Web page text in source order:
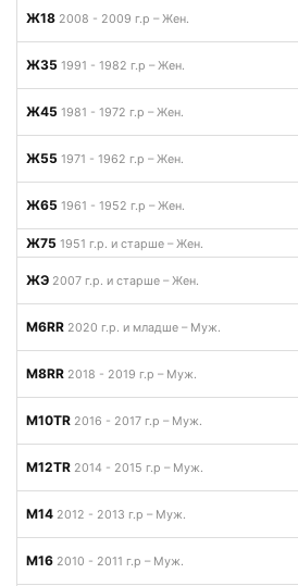
Ж18 2008 - 2009 г.р – Жен.
Ж35 1991 - 1982 г.р – Жен.
Ж45 1981 - 1972 г.р – Жен.
Ж55 1971 - 1962 г.р – Жен.
Ж65 1961 - 1952 г.р – Жен.
Ж75 1951 г.р. и старше – Жен.
ЖЭ 2007 г.р. и старше – Жен.
М6RR 2020 г.р. и младше – Муж.
М8RR 2018 - 2019 г.р – Муж.
М10TR 2016 - 2017 г.р – Муж.
М12TR 2014 - 2015 г.р – Муж.
М14 2012 - 2013 г.р – Муж.
М16 2010 - 2011 г.р – Муж.